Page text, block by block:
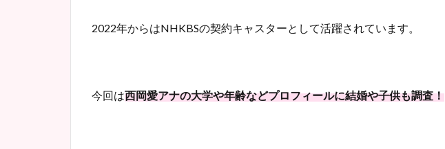
2022年からはNHKBSの契約キャスターとして活躍されています。
今回は西岡愛アナの大学や年齢などプロフィールに結婚や子供も調査！